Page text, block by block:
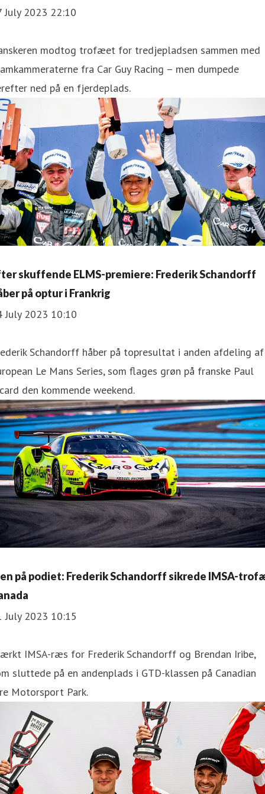
July 2023 22:10
modtog trofæet for tredjepladsen sammen med
fra Car Guy Racing – men dumpede
ned på en fjerdeplads.
skuffende ELMS-premiere: Frederik Schandorff
på optur i Frankrig
July 2023 10:10
Schandorff håber på topresultat i anden afdeling af
Le Mans Series, som flages grøn på franske Paul
den kommende weekend.
på podiet: Frederik Schandorff sikrede IMSA-
July 2023 10:15
IMSA-ræs for Frederik Schandorff og Brendan Iribe,
sluttede på en andenplads i GTD-klassen på Canadian
Motorsport Park.